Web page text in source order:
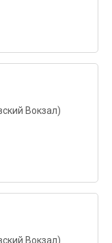
Вокзал)
Вокзал)